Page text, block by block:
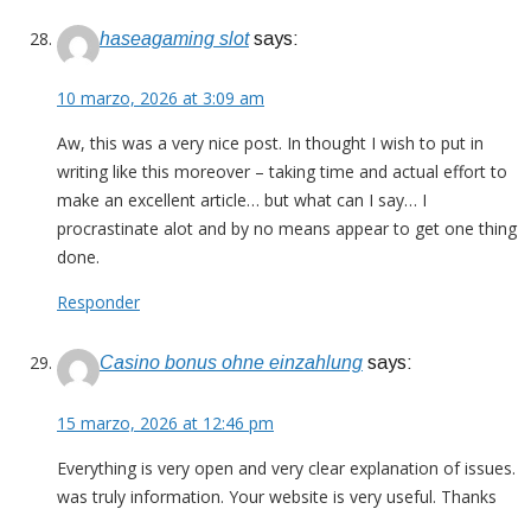
haseagaming slot says:
10 marzo, 2026 at 3:09 am
Aw, this was a very nice post. In thought I wish to put in
writing like this moreover – taking time and actual effort to
make an excellent article… but what can I say… I
procrastinate alot and by no means appear to get one thing
done.
Responder
Casino bonus ohne einzahlung says:
15 marzo, 2026 at 12:46 pm
Everything is very open and very clear explanation of issues.
was truly information. Your website is very useful. Thanks